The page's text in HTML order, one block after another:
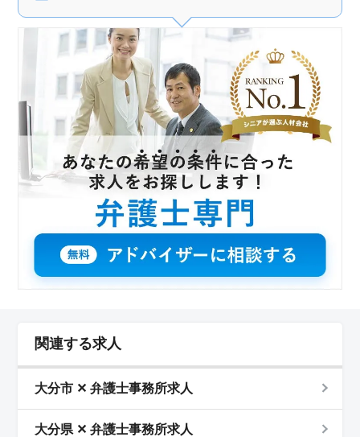
関連する求人
大分市 ✕ 弁護士事務所求人
大分県 ✕ 弁護士事務所求人